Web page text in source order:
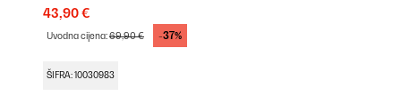
43,90 €
Uvodna cijena:69,90 € -37%
ŠIFRA: 10030983